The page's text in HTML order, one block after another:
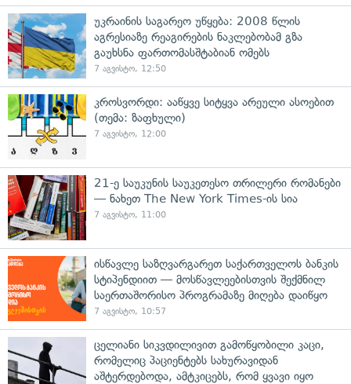
უკრაინის საგარეო უწყება: 2008 წლის
აგრესიაზე რეაგირების ნაკლებობამ გზა
გაუხსნა ფართომასშტაბიან ომებს
7 აგვისტო, 12:50
კროსვორდი: ააწყვე სიტყვა არეული ასოებით
(თემა: ზაფხული)
7 აგვისტო, 12:00
21-ე საუკუნის საუკეთესო თრილერი რომანები
— ნახეთ The New York Times-ის სია
7 აგვისტო, 11:00
ისწავლე საზღვარგარეთ საქართველოს ბანკის
სტიპენდიით — მოსწავლეებისთვის შექმნილ
საერთაშორისო პროგრამაზე მიღება დაიწყო
7 აგვისტო, 10:57
ცელიანი სიკვდილივით გამოწყობილი კაცი,
რომელიც პაციენტებს სახურავიდან
აშტერდებოდა, ამტკიცებს, რომ ყვავი იყო